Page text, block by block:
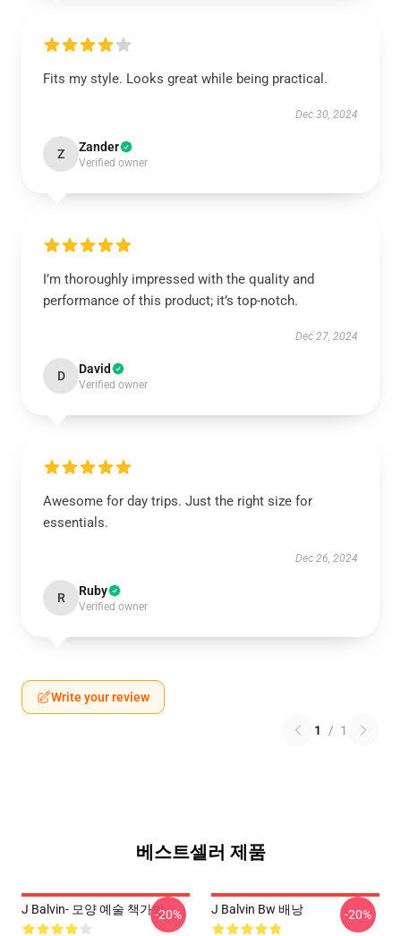
Fits my style. Looks great while being practical.
Dec 30, 2024
Z Zander
Verified owner
I’m thoroughly impressed with the quality and
performance of this product; it’s top-notch.
Dec 27, 2024
D David
Verified owner
Awesome for day trips. Just the right size for
essentials.
Dec 26, 2024
R Ruby
Verified owner
Write your review
1 / 1
베스트셀러 제품
J Balvin- 모양 예술 책가방-20% J Balvin Bw 배낭 -20%